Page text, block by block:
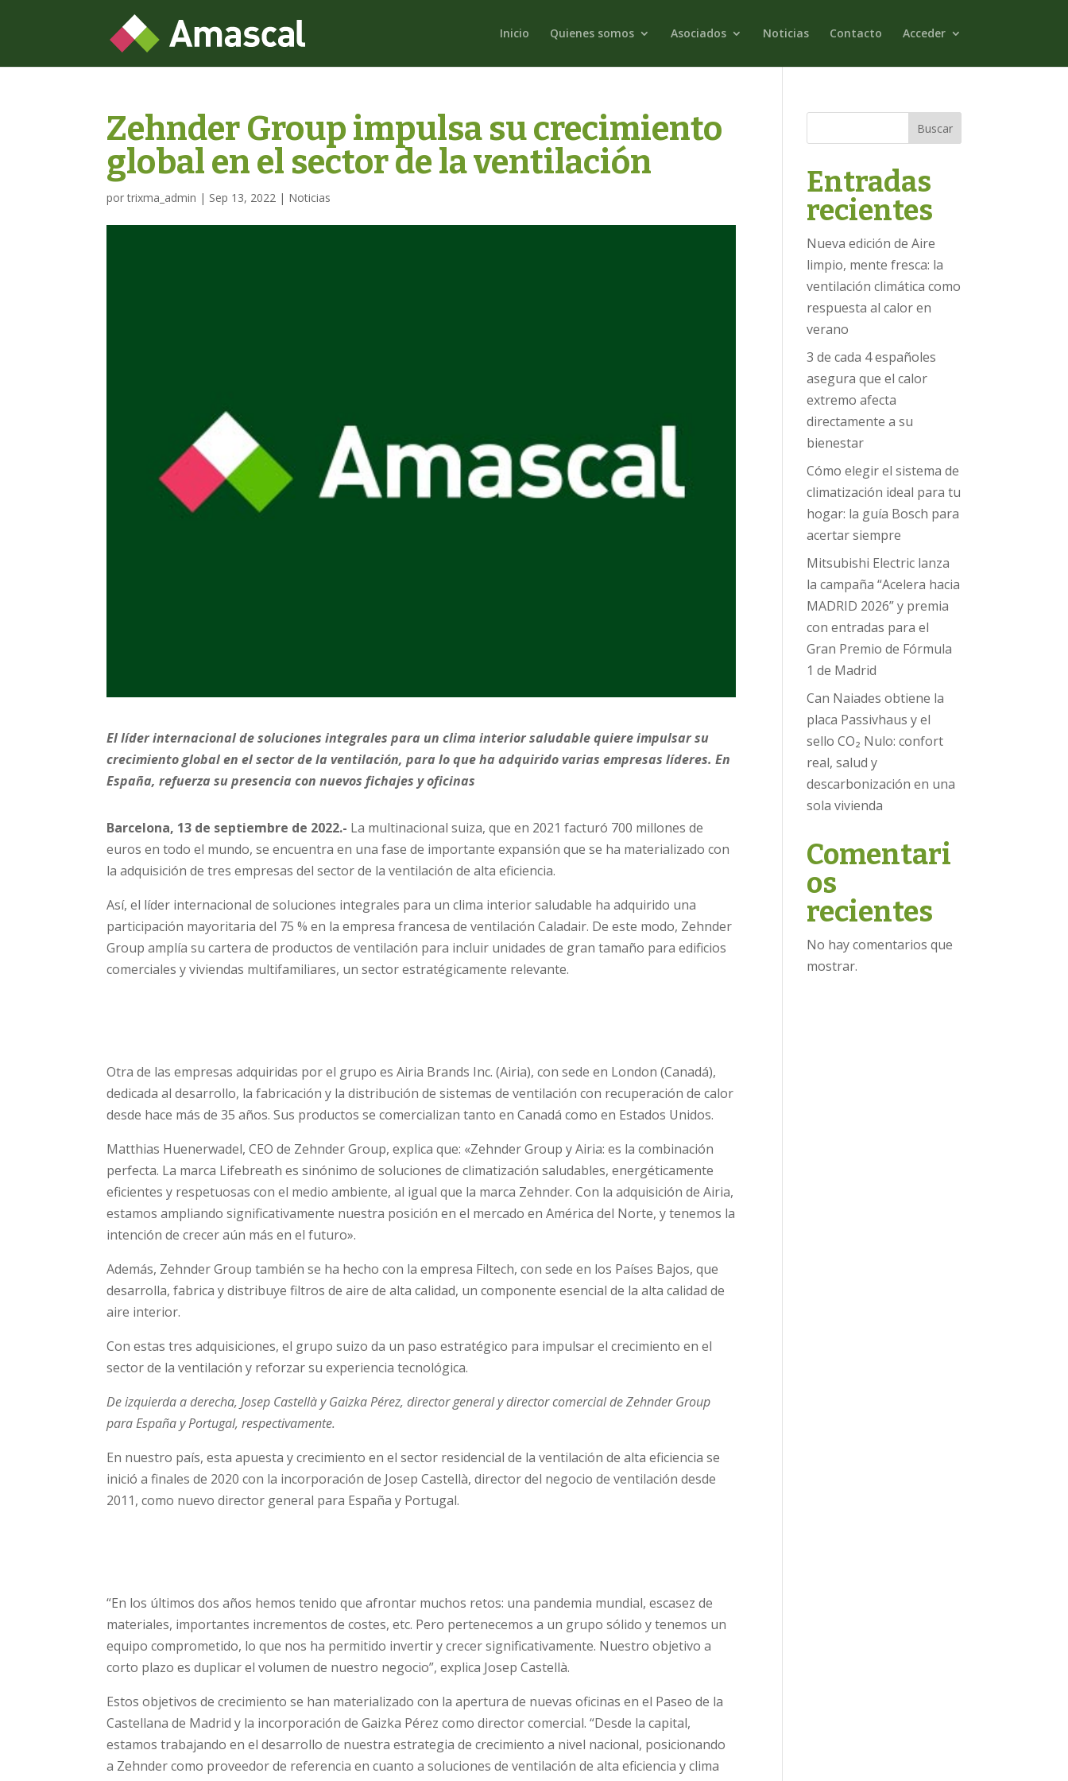
Inicio Quienes somos Asociados Noticias Contacto Acceder
Zehnder Group impulsa su crecimiento
global en el sector de la ventilación
portrixma_admin | Sep 13, 2022 | Noticias
El líder internacional de soluciones integrales para un clima interior saludable quiere impulsar su
crecimiento global en el sector de la ventilación, para lo que ha adquirido varias empresas líderes. En
España, refuerza su presencia con nuevos fichajes y oficinas
Barcelona, 13 de septiembre de 2022.- La multinacional suiza, que en 2021 facturó 700 millones de
euros en todo el mundo, se encuentra en una fase de importante expansión que se ha materializado con
la adquisición de tres empresas del sector de la ventilación de alta eficiencia.
Así, el líder internacional de soluciones integrales para un clima interior saludable ha adquirido una
participación mayoritaria del 75 % en la empresa francesa de ventilación Caladair. De este modo, Zehnder
Group amplía su cartera de productos de ventilación para incluir unidades de gran tamaño para edificios
comerciales y viviendas multifamiliares, un sector estratégicamente relevante.
Otra de las empresas adquiridas por el grupo es Airia Brands Inc. (Airia), con sede en London (Canadá),
dedicada al desarrollo, la fabricación y la distribución de sistemas de ventilación con recuperación de calor
desde hace más de 35 años. Sus productos se comercializan tanto en Canadá como en Estados Unidos.
Matthias Huenerwadel, CEO de Zehnder Group, explica que: «Zehnder Group y Airia: es la combinación
perfecta. La marca Lifebreath es sinónimo de soluciones de climatización saludables, energéticamente
eficientes y respetuosas con el medio ambiente, al igual que la marca Zehnder. Con la adquisición de Airia,
estamos ampliando significativamente nuestra posición en el mercado en América del Norte, y tenemos la
intención de crecer aún más en el futuro».
Además, Zehnder Group también se ha hecho con la empresa Filtech, con sede en los Países Bajos, que
desarrolla, fabrica y distribuye filtros de aire de alta calidad, un componente esencial de la alta calidad de
aire interior.
Con estas tres adquisiciones, el grupo suizo da un paso estratégico para impulsar el crecimiento en el
sector de la ventilación y reforzar su experiencia tecnológica.
De izquierda a derecha, Josep Castellà y Gaizka Pérez, director general y director comercial de Zehnder Group
para España y Portugal, respectivamente.
En nuestro país, esta apuesta y crecimiento en el sector residencial de la ventilación de alta eficiencia se
inició a finales de 2020 con la incorporación de Josep Castellà, director del negocio de ventilación desde
2011, como nuevo director general para España y Portugal.
“En los últimos dos años hemos tenido que afrontar muchos retos: una pandemia mundial, escasez de
materiales, importantes incrementos de costes, etc. Pero pertenecemos a un grupo sólido y tenemos un
equipo comprometido, lo que nos ha permitido invertir y crecer significativamente. Nuestro objetivo a
corto plazo es duplicar el volumen de nuestro negocio”, explica Josep Castellà.
Estos objetivos de crecimiento se han materializado con la apertura de nuevas oficinas en el Paseo de la
Castellana de Madrid y la incorporación de Gaizka Pérez como director comercial. “Desde la capital,
estamos trabajando en el desarrollo de nuestra estrategia de crecimiento a nivel nacional, posicionando
a Zehnder como proveedor de referencia en cuanto a soluciones de ventilación de alta eficiencia y clima
Buscar
Entradas
recientes
Nueva edición de Aire
limpio, mente fresca: la
ventilación climática como
respuesta al calor en
verano
3 de cada 4 españoles
asegura que el calor
extremo afecta
directamente a su
bienestar
Cómo elegir el sistema de
climatización ideal para tu
hogar: la guía Bosch para
acertar siempre
Mitsubishi Electric lanza
la campaña “Acelera hacia
MADRID 2026” y premia
con entradas para el
Gran Premio de Fórmula
1 de Madrid
Can Naiades obtiene la
placa Passivhaus y el
sello CO₂ Nulo: confort
real, salud y
descarbonización en una
sola vivienda
Comentari
os
recientes
No hay comentarios que
mostrar.